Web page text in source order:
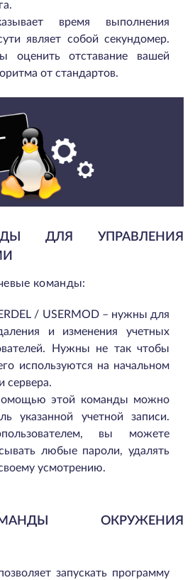
время выполнения
являет собой секундомер.
оценить отставание вашей
от стандартов.
ДЛЯ УПРАВЛЕНИЯ
команды:
/ USERMOD – нужны для
и изменения учетных
Нужны не так чтобы
используются на начальном
сервера.
этой команды можно
указанной учетной записи.
вы можете
любые пароли, удалять
усмотрению.
ОКРУЖЕНИЯ
запускать программу